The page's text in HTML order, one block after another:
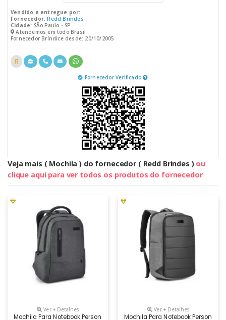
Vendido e entregue por:
Fornecedor: Redd Brindes
Cidade: SÃo Paulo - SP
Atendemos em todo Brasil
Fornecedor Bríndice desde: 20/10/2005
Fornecedor Verificado
Veja mais ( Mochila ) do fornecedor ( Redd Brindes ) ou
clique aqui para ver todos os produtos do fornecedor
Ver + Detalhes
Mochila Para Notebook Personalizada
Ver + Detalhes
Mochila Para Notebook